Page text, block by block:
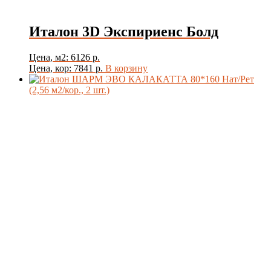
Италон 3D Экспириенс Болд
Цена, м2: 6126 р.
Цена, кор: 7841 р. В корзину